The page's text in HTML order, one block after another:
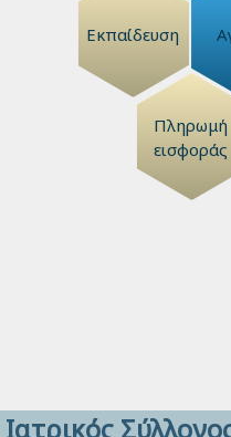
Εκπαίδευση
Πληρωμή
εισφοράς
Ιατρικός